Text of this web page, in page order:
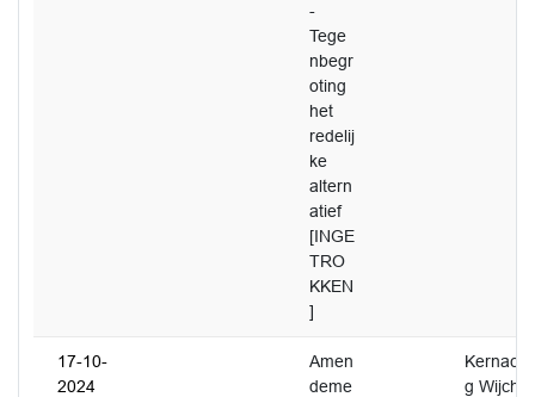
-
Tege
nbegr
oting
het
redelij
ke
altern
atief
[INGE
TRO
KKEN
]
17-10-
2024
Amen
deme
Kernachti
g